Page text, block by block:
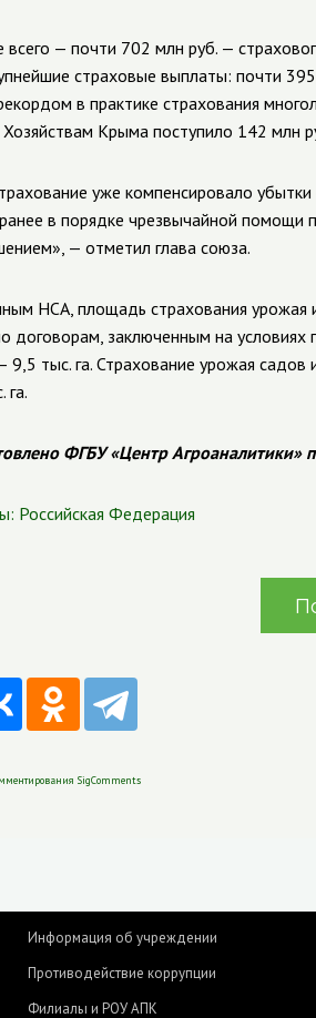
всего — почти 702 млн руб. —
страховые выплаты: почти
в практике страхования
Крыма поступило 142 млн
уже компенсировало
в порядке чрезвычайной
— отметил глава союза.
НСА, площадь страхования урожая
договорам, заключенным на условиях
9,5 тыс. га. Страхование урожая
га.
ФГБУ «Центр Агроаналитики»
Российская Федерация
SigComments
Информация об учреждении
Противодействие коррупции
Филиалы и РОУ АПК